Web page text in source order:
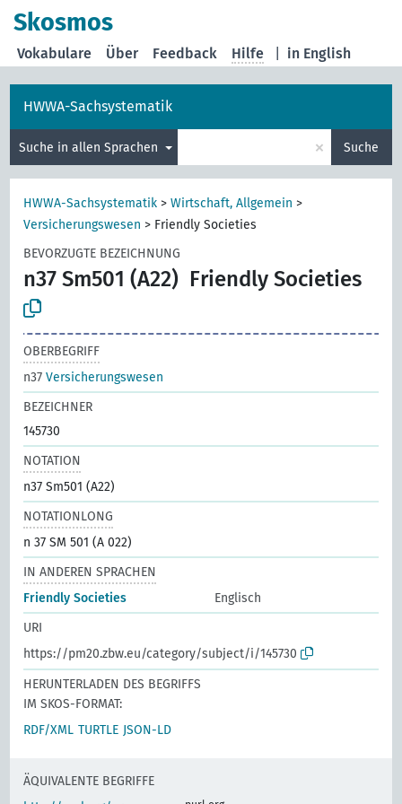
Skosmos
in English
Vokabulare Über Feedback Hilfe
HWWA-Sachsystematik
Suche in allen Sprachen × Suche
HWWA-Sachsystematik >Wirtschaft, Allgemein >
Versicherungswesen > Friendly Societies
BEVORZUGTE BEZEICHNUNG
n37 Sm501 (A22) Friendly Societies
OBERBEGRIFF
n37Versicherungswesen
BEZEICHNER
145730
NOTATION
n37 Sm501 (A22)
NOTATIONLONG
n 37 SM 501 (A 022)
IN ANDEREN SPRACHEN
Friendly Societies
Englisch
URI
https://pm20.zbw.eu/category/subject/i/145730
HERUNTERLADEN DES BEGRIFFS
IM SKOS-FORMAT:
RDF/XML TURTLE JSON-LD
ÄQUIVALENTE BEGRIFFE